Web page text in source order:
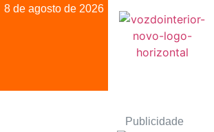
8 de agosto de 2026
Publicidade